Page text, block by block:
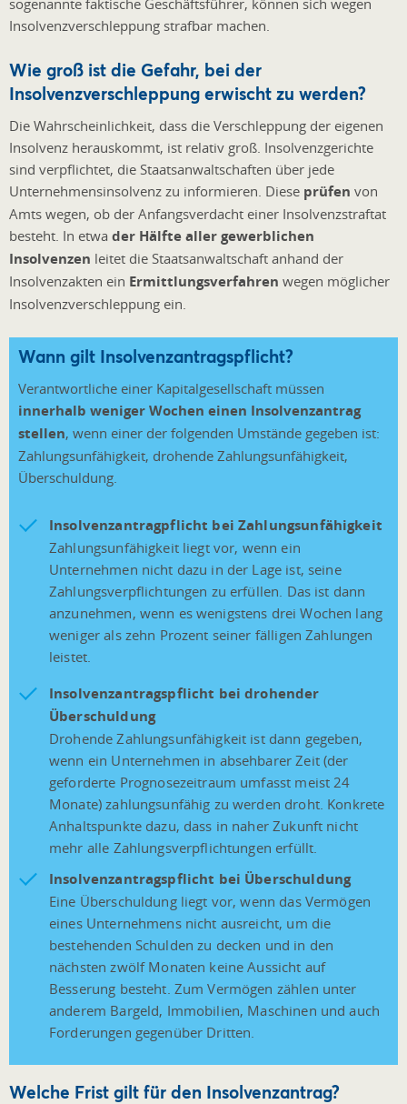
sogenannte faktische Geschäftsführer, können sich wegen
Insolvenzverschleppung strafbar machen.
Wie groß ist die Gefahr, bei der
Insolvenzverschleppung erwischt zu werden?
Die Wahrscheinlichkeit, dass die Verschleppung der eigenen
Insolvenz herauskommt, ist relativ groß. Insolvenzgerichte
sind verpflichtet, die Staatsanwaltschaften über jede
Unternehmensinsolvenz zu informieren. Diese prüfen von
Amts wegen, ob der Anfangsverdacht einer Insolvenzstraftat
besteht. In etwa der Hälfte aller gewerblichen
Insolvenzen leitet die Staatsanwaltschaft anhand der
Insolvenzakten ein Ermittlungsverfahren wegen möglicher
Insolvenzverschleppung ein.
Wann gilt Insolvenzantragspflicht?
Verantwortliche einer Kapitalgesellschaft müssen
innerhalb weniger Wochen einen Insolvenzantrag
stellen, wenn einer der folgenden Umstände gegeben ist:
Zahlungsunfähigkeit, drohende Zahlungsunfähigkeit,
Überschuldung.
Insolvenzantragpflicht bei Zahlungsunfähigkeit
Zahlungsunfähigkeit liegt vor, wenn ein
Unternehmen nicht dazu in der Lage ist, seine
Zahlungsverpflichtungen zu erfüllen. Das ist dann
anzunehmen, wenn es wenigstens drei Wochen lang
weniger als zehn Prozent seiner fälligen Zahlungen
leistet.
Insolvenzantragspflicht bei drohender
Überschuldung
Drohende Zahlungsunfähigkeit ist dann gegeben,
wenn ein Unternehmen in absehbarer Zeit (der
geforderte Prognosezeitraum umfasst meist 24
Monate) zahlungsunfähig zu werden droht. Konkrete
Anhaltspunkte dazu, dass in naher Zukunft nicht
mehr alle Zahlungsverpflichtungen erfüllt.
Insolvenzantragspflicht bei Überschuldung
Eine Überschuldung liegt vor, wenn das Vermögen
eines Unternehmens nicht ausreicht, um die
bestehenden Schulden zu decken und in den
nächsten zwölf Monaten keine Aussicht auf
Besserung besteht. Zum Vermögen zählen unter
anderem Bargeld, Immobilien, Maschinen und auch
Forderungen gegenüber Dritten.
Welche Frist gilt für den Insolvenzantrag?